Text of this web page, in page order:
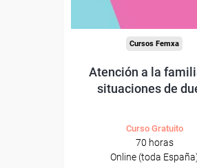
Cursos Femxa
Atención a la
situaciones de
Curso Gratuito
70 horas
Online (toda